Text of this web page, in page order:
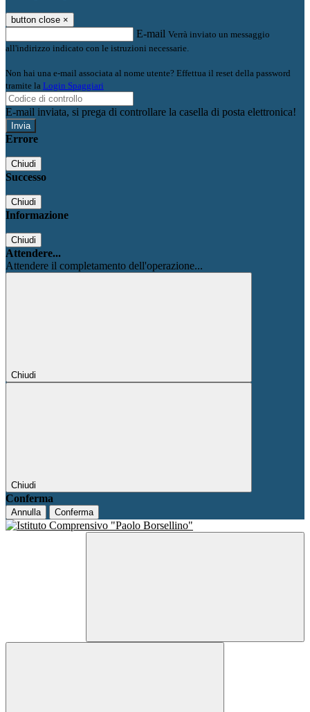
button close ×
E-mail Verrà inviato un messaggio
all'indirizzo indicato con le istruzioni necessarie.
Non hai una e-mail associata al nome utente? Effettua il reset della password
tramite la Login Spaggiari
E-mail inviata, si prega di controllare la casella di posta elettronica!
Errore
Chiudi
Successo
Chiudi
Informazione
Chiudi
Attendere...
Attendere il completamento dell'operazione...
Chiudi
Chiudi
Conferma
Annulla Conferma